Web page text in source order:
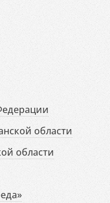
области
области